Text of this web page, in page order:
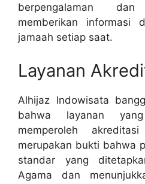
berpengalaman
memberikan informasi
jamaah setiap saat.
Layanan
Alhijaz Indowisata
bahwa layanan
memperoleh
merupakan bukti bahwa
standar yang
Agama dan